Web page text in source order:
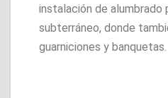
instalación de alumbrado
subterráneo, donde
guarniciones y banquetas.